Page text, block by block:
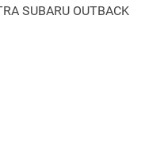
SUBARU OUTBACK